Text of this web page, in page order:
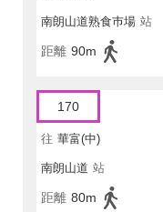
南朗山道熟食巿場 站
距離 90m
170
往 華富(中)
南朗山道 站
距離 80m